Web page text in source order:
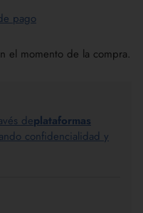
pago
el momento de la compra.
deplataformas
confidencialidad y